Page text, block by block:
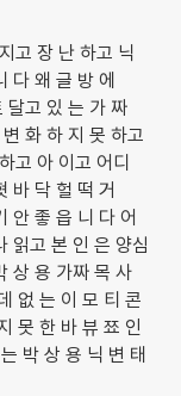
고 장 난 하고 닉
다 왜 글 방 에
달고 있 는 가 짜
화 하 지 못 하고
고 아 이고 어디
바 닥 헐 떡 거
안 좋 읍 니 다 어
읽고 본 인 은 양심
상 용 가짜 목 사
없 는 이 모 티 콘
못 한 바 뷰 쬬 인
박 상 용 닉 변 태